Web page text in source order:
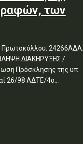
των
Πρωτοκόλλου: 24266ΑΔΑ:
ΔΙΑΚΗΡΥΞΗΣ /
Πρόσκλησης της υπ.
26/98 ΑΔΤΕ/4ο...